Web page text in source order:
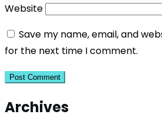
Website
Save my name, email, and
for the next time I comment.
Archives